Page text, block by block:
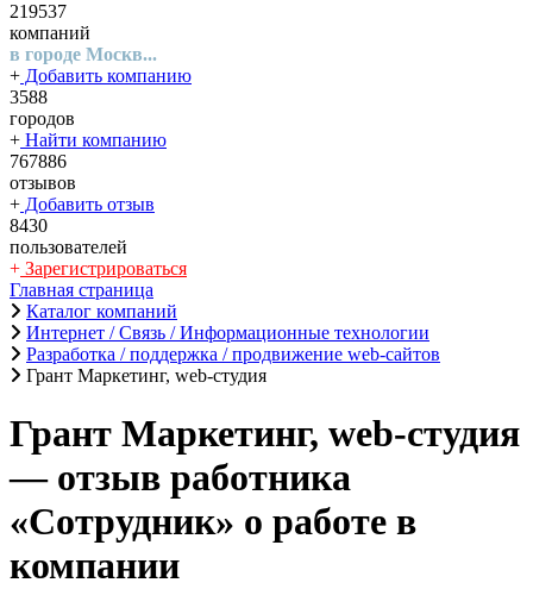
219537
компаний
в городе Москв...
+ Добавить компанию
3588
городов
+ Найти компанию
767886
отзывов
+ Добавить отзыв
8430
пользователей
+ Зарегистрироваться
Главная страница
Каталог компаний
Интернет / Связь / Информационные технологии
Разработка / поддержка / продвижение web-сайтов
Грант Маркетинг, web-студия
Грант Маркетинг, web-студия
— отзыв работника
«Сотрудник» о работе в
компании